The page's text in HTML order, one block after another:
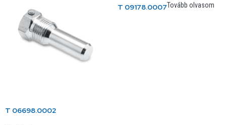
T 06698.0002
T 09178.0007Tovább olvasom